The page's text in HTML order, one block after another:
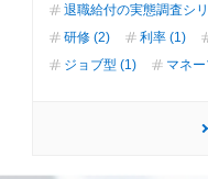
退職給付の実態調査シ
研修 (2)
利率 (1)
ジョブ型 (1)
マネ